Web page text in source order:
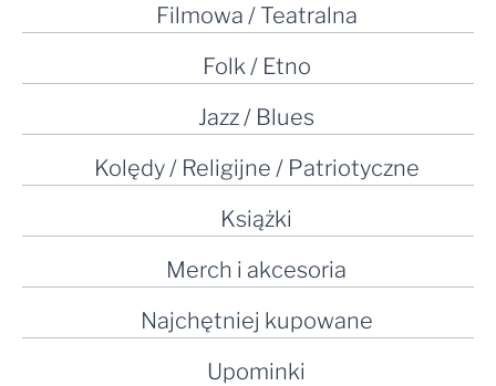
Filmowa / Teatralna
Folk / Etno
Jazz / Blues
Kolędy / Religijne / Patriotyczne
Książki
Merch i akcesoria
Najchętniej kupowane
Upominki